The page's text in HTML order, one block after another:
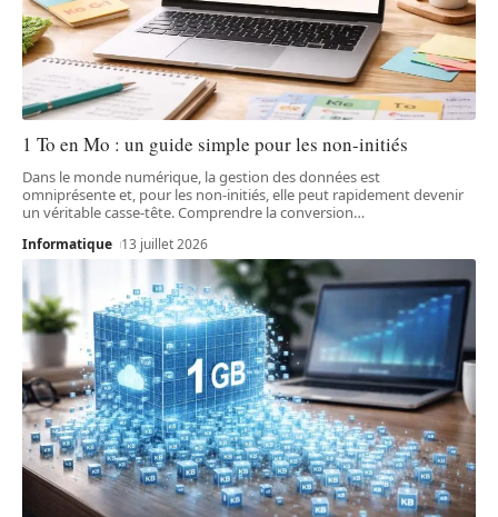
1 To en Mo : un guide simple pour les non-initiés
Dans le monde numérique, la gestion des données est
omniprésente et, pour les non-initiés, elle peut rapidement devenir
un véritable casse-tête. Comprendre la conversion…
Informatique 13 juillet 2026